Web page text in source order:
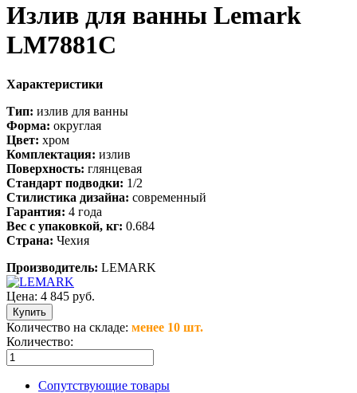
Излив для ванны Lemark
LM7881C
Характеристики
Тип: излив для ванны
Форма: округлая
Цвет: хром
Комплектация: излив
Поверхность: глянцевая
Стандарт подводки: 1/2
Стилистика дизайна: современный
Гарантия: 4 года
Вес с упаковкой, кг: 0.684
Страна: Чехия
Производитель: LEMARK
Цена: 4 845 руб.
Количество на складе: менее 10 шт.
Количество:
Сопутствующие товары